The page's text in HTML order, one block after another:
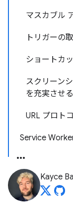
マスカブル
トリガーの
ショートカ
スクリーン
を充実させる
URL プロト
Service
Kayce